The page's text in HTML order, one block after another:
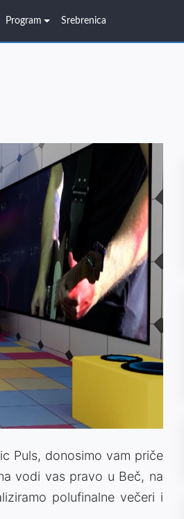
Program Srebrenica
Puls, donosimo vam priče
vodi vas pravo u Beč, na
polufinalne večeri i